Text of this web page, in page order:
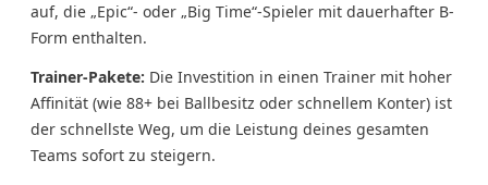
auf, die „Epic“- oder „Big Time“-Spieler mit dauerhafter B-
Form enthalten.
Trainer-Pakete: Die Investition in einen Trainer mit hoher
Affinität (wie 88+ bei Ballbesitz oder schnellem Konter) ist
der schnellste Weg, um die Leistung deines gesamten
Teams sofort zu steigern.